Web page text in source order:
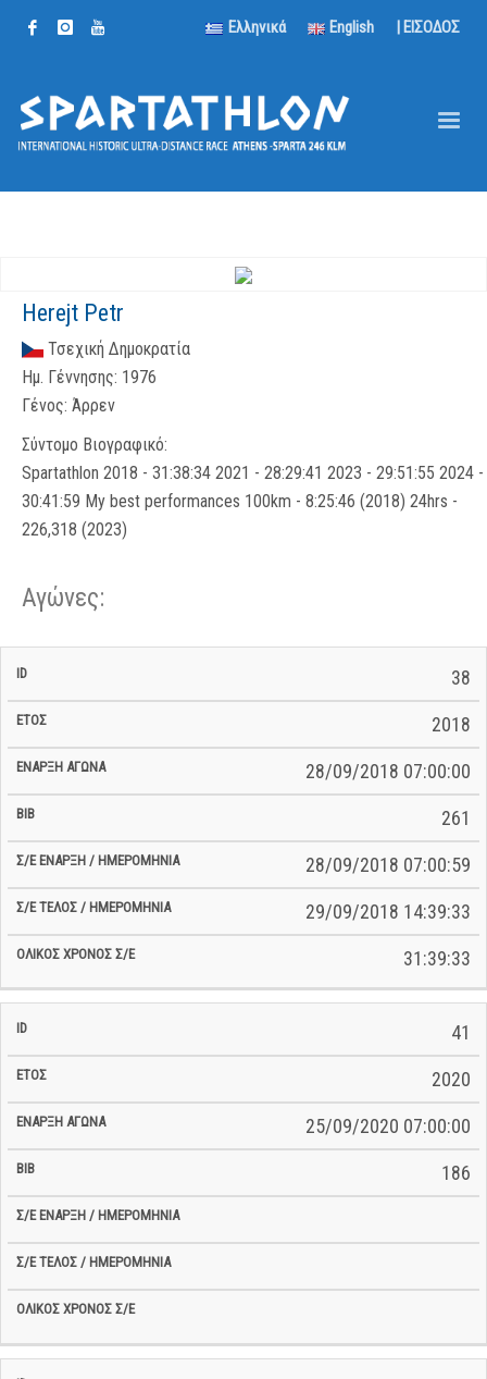
Ελληνικά English | ΕΙΣΟΔΟΣ
Herejt Petr
Τσεχική Δημοκρατία
Ημ. Γέννησης: 1976
Γένος: Άρρεν
Σύντομο Βιογραφικό:
Spartathlon 2018 - 31:38:34 2021 - 28:29:41 2023 - 29:51:55 2024 -
30:41:59 My best performances 100km - 8:25:46 (2018) 24hrs -
226,318 (2023)
Αγώνες:
Αγώνα
Ημερομηνία
38
2018
28/09/2018 07:00:00
261
28/09/2018 07:00:59
29/09/2018 14:39:33
31:39:33
41
2020
25/09/2020 07:00:00
186